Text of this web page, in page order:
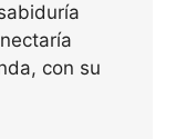
con su